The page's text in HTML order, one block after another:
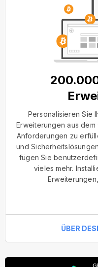
Personalisieren Sie
Erweiterungen aus dem
Anforderungen zu
und
fügen Sie
vieles mehr.
ÜBER